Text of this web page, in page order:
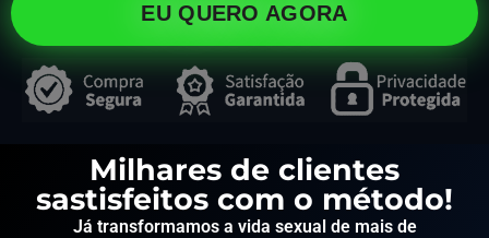
EU QUERO AGORA
Milhares de clientes
sastisfeitos com o método!
Já transformamos a vida sexual de mais de